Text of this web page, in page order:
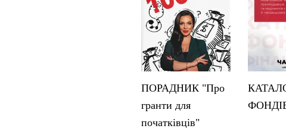
ПОРАДНИК "Про
гранти для
початківців"